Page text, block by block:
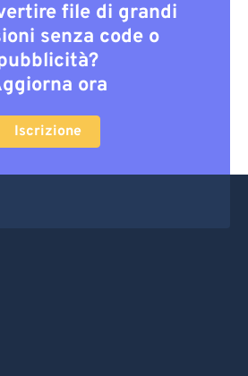
file di grandi
senza code o
ora
Iscrizione